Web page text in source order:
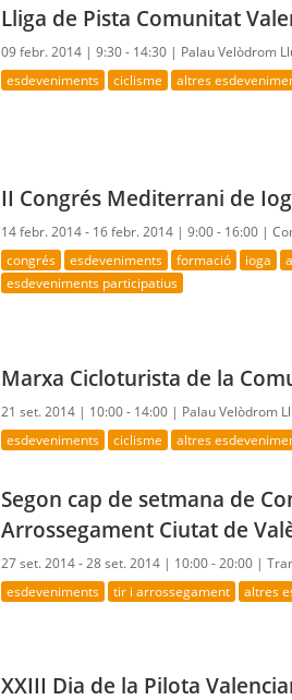
Lliga de Pista Comunitat
09 febr. 2014 |9:30 - 14:30 | Palau Velòdrom
esdeveniments ciclisme altres
II Congrés Mediterrani de
14 febr. 2014 - 16 febr. 2014 |9:00 - 16:00 |
congrés esdeveniments formació ioga
esdeveniments participatius
Marxa Cicloturista de la
21 set. 2014 | 10:00 - 14:00 | Palau Velòdrom
esdeveniments ciclisme altres
Segon cap de setmana de
Arrossegament Ciutat de
27 set. 2014 - 28 set. 2014 | 10:00 - 20:00 |
esdeveniments tir i arrossegament altres
XXIII Dia de la Pilota